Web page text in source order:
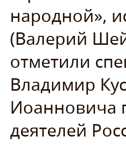
народной»,
(Валерий
отметили
Владимир
Иоанновича
деятелей